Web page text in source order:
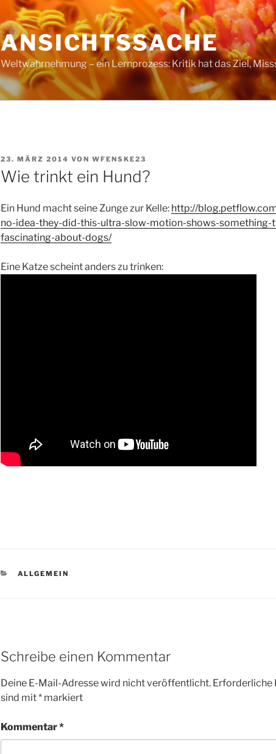
ANSICHTSSACHE
Weltwahrnehmung – ein Lernprozess: Kritik hat das Ziel,
VERÖFFENTLICHT
AM
23. MÄRZ 2014 VON WFENSKE23
Wie trinkt ein Hund?
Ein Hund macht seine Zunge zur Kelle: http://
no-idea-they-did-this-ultra-slow-motion-shows-something-
fascinating-about-dogs/
Eine Katze scheint anders zu trinken:
KATEGORIEN
ALLGEMEIN
Schreibe einen Kommentar
Deine E-Mail-Adresse wird nicht veröffentlicht. Erforderliche
sind mit* markiert
Kommentar*